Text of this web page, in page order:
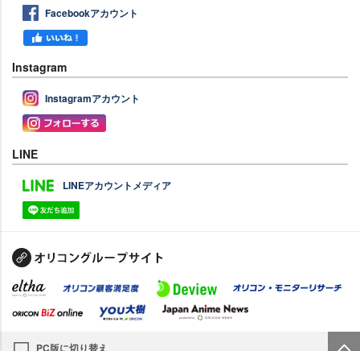
Facebookアカウント
Instagram
Instagramアカウント
LINE
LINEアカウントメディア
PC版に切り替え